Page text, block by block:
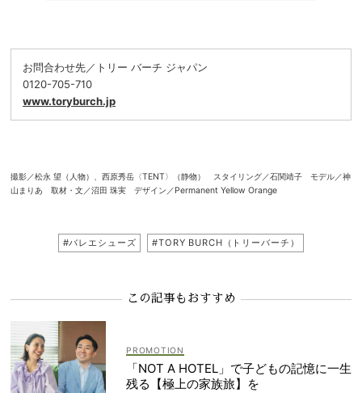
お問合わせ先／トリー バーチ ジャパン
0120-705-710
www.toryburch.jp
撮影／松永 望（人物）、西原秀岳〈TENT〉（静物） スタイリング／石関靖子 モデル／神
山まりあ 取材・文／沼田 珠実 デザイン／Permanent Yellow Orange
#バレエシューズ #TORY BURCH（トリーバーチ）
この記事もおすすめ
「NOT A HOTEL」で子どもの記憶に一生
残る【極上の家族旅】を